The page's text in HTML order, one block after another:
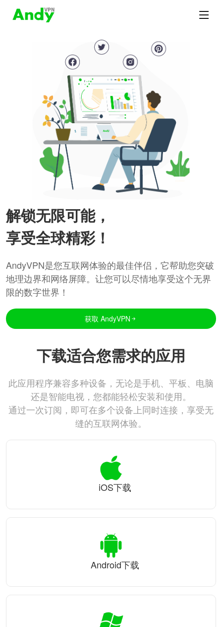
解锁无限可能，
享受全球精彩！
AndyVPN是您互联网体验的最佳伴侣，它帮助您突破
地理边界和网络屏障。让您可以尽情地享受这个无界
限的数字世界！
获取 AndyVPN
下载适合您需求的应用
此应用程序兼容多种设备，无论是手机、平板、电脑
还是智能电视，您都能轻松安装和使用。
通过一次订阅，即可在多个设备上同时连接，享受无
缝的互联网体验。
iOS下载
Android下载